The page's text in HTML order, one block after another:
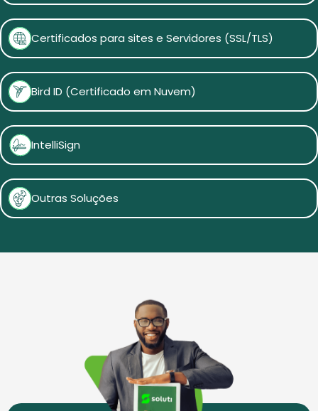
Certificados para sites e Servidores (SSL/TLS)
Bird ID (Certificado em Nuvem)
IntelliSign
Outras Soluções